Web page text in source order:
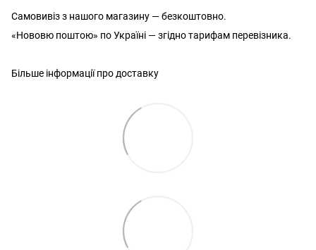
Самовивіз з нашого магазину — безкоштовно.
«Нововю поштою» по Україні — згідно тарифам перевізника.
Більше інформації про доставку